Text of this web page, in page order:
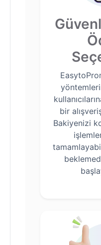
bir
Bakiyenizi